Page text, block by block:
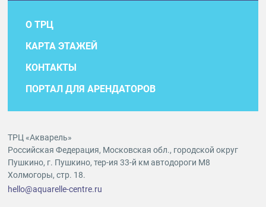
О ТРЦ
КАРТА ЭТАЖЕЙ
КОНТАКТЫ
ПОРТАЛ ДЛЯ АРЕНДАТОРОВ
ТРЦ «Акварель»
Российская Федерация, Московская обл., городской округ
Пушкино, г. Пушкино, тер-ия 33-й км автодороги М8
Холмогоры, стр. 18.
hello@aquarelle-centre.ru